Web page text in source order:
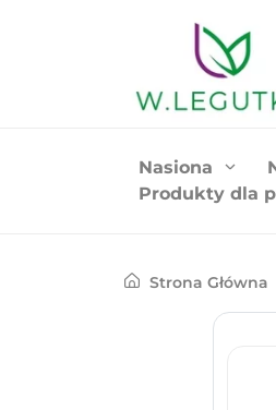
Nasiona
Produkty dla
Strona Główna